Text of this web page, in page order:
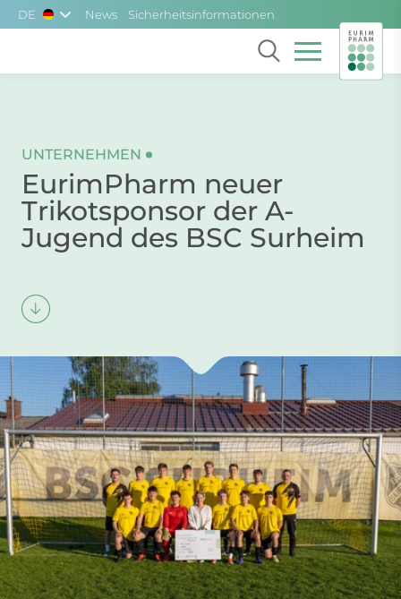
Skip to main content
DE News Sicherheitsinformationen
UNTERNEHMEN
EurimPharm neuer
Trikotsponsor der A-
Jugend des BSC Surheim